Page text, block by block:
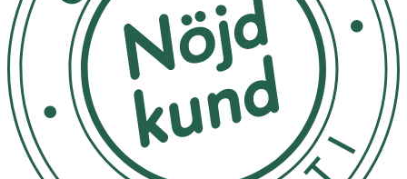
OK för gravida och ammande:
Ja
Ingredienser:
Ethyl Acetate, Butyl Acetate, Nitrocellulose, Adipic
Acid/Neopentyl Glycol/Trimellitic Anhydride Copolymer,
Acetyl Tributyl Citrate, Alcohol, Isopropyl Alcohol,
Caprylyl Glycol, Capryl/Capric Triglyceride, Centella
Asiatica Extract, Castanea Sativa (Chestnut) Seed Extract,